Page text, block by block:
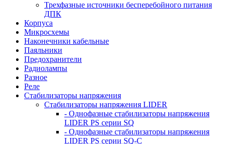
Трехфазные источники бесперебойного питания
ДПК
Корпуса
Микросхемы
Наконечники кабельные
Паяльники
Предохранители
Радиолампы
Разное
Реле
Стабилизаторы напряжения
Стабилизаторы напряжения LIDER
- Однофазные стабилизаторы напряжения
LIDER PS серии SQ
- Однофазные стабилизаторы напряжения
LIDER PS серии SQ-C